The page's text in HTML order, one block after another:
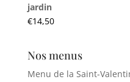
jardin
€14,50
Nos menus
Menu de la Saint-